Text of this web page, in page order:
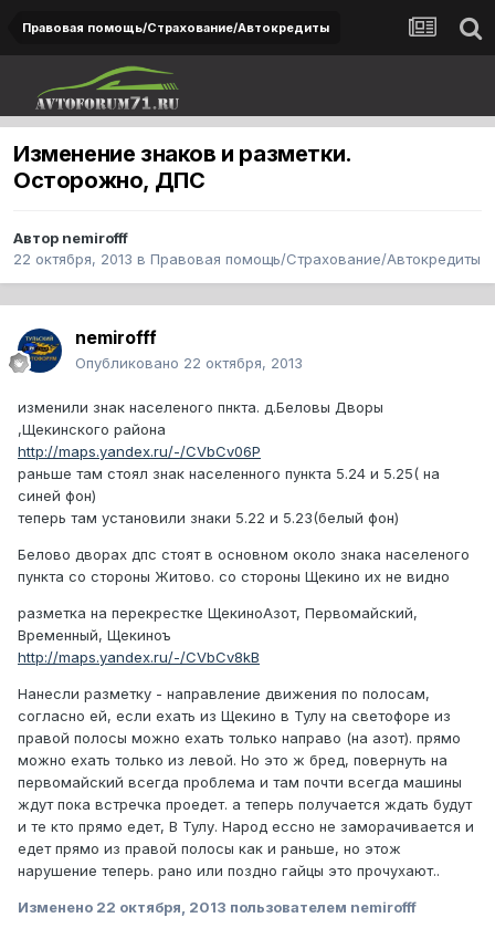
Правовая помощь/Страхование/Автокредиты
Изменение знаков и разметки.
Осторожно, ДПС
Автор nemirofff
22 октября, 2013 в Правовая помощь/Страхование/Автокредиты
nemirofff
Опубликовано 22 октября, 2013
изменили знак населеного пнкта. д.Беловы Дворы
,Щекинского района
http://maps.yandex.ru/-/CVbCv06P
раньше там стоял знак населенного пункта 5.24 и 5.25( на
синей фон)
теперь там установили знаки 5.22 и 5.23(белый фон)
Белово дворах дпс стоят в основном около знака населеного
пункта со стороны Житово. со стороны Щекино их не видно
разметка на перекрестке ЩекиноАзот, Первомайский,
Временный, Щекиноъ
http://maps.yandex.ru/-/CVbCv8kB
Нанесли разметку - направление движения по полосам,
согласно ей, если ехать из Щекино в Тулу на светофоре из
правой полосы можно ехать только направо (на азот). прямо
можно ехать только из левой. Но это ж бред, повернуть на
первомайский всегда проблема и там почти всегда машины
ждут пока встречка проедет. а теперь получается ждать будут
и те кто прямо едет, В Тулу. Народ ессно не заморачивается и
едет прямо из правой полосы как и раньше, но этож
нарушение теперь. рано или поздно гайцы это прочухают..
Изменено 22 октября, 2013 пользователем nemirofff